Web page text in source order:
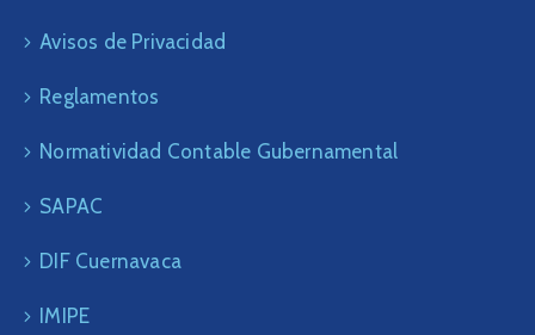
Avisos de Privacidad
Reglamentos
Normatividad Contable Gubernamental
SAPAC
DIF Cuernavaca
IMIPE